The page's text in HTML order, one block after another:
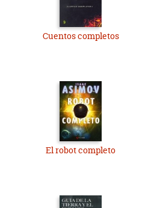
Cuentos completos
El robot completo